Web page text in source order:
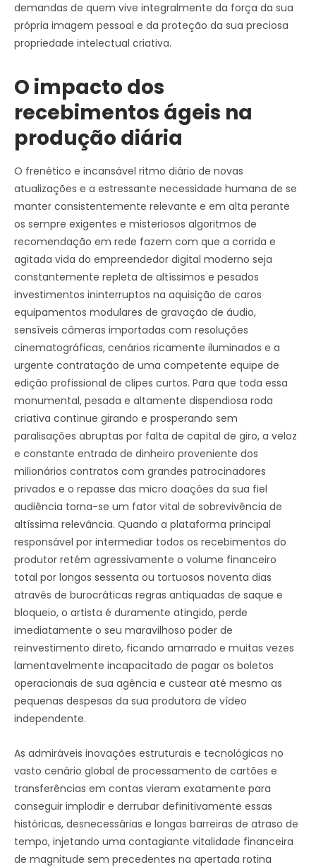
demandas de quem vive integralmente da força da sua
própria imagem pessoal e da proteção da sua preciosa
propriedade intelectual criativa.
O impacto dos
recebimentos ágeis na
produção diária
O frenético e incansável ritmo diário de novas
atualizações e a estressante necessidade humana de se
manter consistentemente relevante e em alta perante
os sempre exigentes e misteriosos algoritmos de
recomendação em rede fazem com que a corrida e
agitada vida do empreendedor digital moderno seja
constantemente repleta de altíssimos e pesados
investimentos ininterruptos na aquisição de caros
equipamentos modulares de gravação de áudio,
sensíveis câmeras importadas com resoluções
cinematográficas, cenários ricamente iluminados e a
urgente contratação de uma competente equipe de
edição profissional de clipes curtos. Para que toda essa
monumental, pesada e altamente dispendiosa roda
criativa continue girando e prosperando sem
paralisações abruptas por falta de capital de giro, a veloz
e constante entrada de dinheiro proveniente dos
milionários contratos com grandes patrocinadores
privados e o repasse das micro doações da sua fiel
audiência torna-se um fator vital de sobrevivência de
altíssima relevância. Quando a plataforma principal
responsável por intermediar todos os recebimentos do
produtor retém agressivamente o volume financeiro
total por longos sessenta ou tortuosos noventa dias
através de burocráticas regras antiquadas de saque e
bloqueio, o artista é duramente atingido, perde
imediatamente o seu maravilhoso poder de
reinvestimento direto, ficando amarrado e muitas vezes
lamentavelmente incapacitado de pagar os boletos
operacionais de sua agência e custear até mesmo as
pequenas despesas da sua produtora de vídeo
independente.
As admiráveis inovações estruturais e tecnológicas no
vasto cenário global de processamento de cartões e
transferências em contas vieram exatamente para
conseguir implodir e derrubar definitivamente essas
históricas, desnecessárias e longas barreiras de atraso de
tempo, injetando uma contagiante vitalidade financeira
de magnitude sem precedentes na apertada rotina